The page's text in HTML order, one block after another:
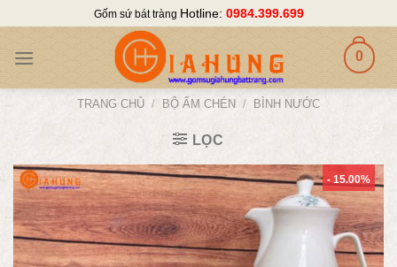
content
Gốm sứ bát tràng Hotline: 0984.399.699
0
TRANG CHỦ / BỘ ẤM CHÉN / BÌNH NƯỚC
LỌC
- 15.00%